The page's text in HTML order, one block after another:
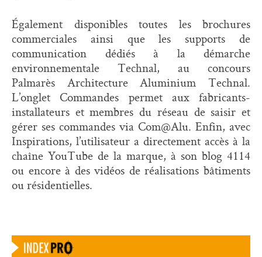
Également disponibles toutes les brochures
commerciales ainsi que les supports de
communication dédiés à la démarche
environnementale Technal, au concours
Palmarès Architecture Aluminium Technal.
L’onglet Commandes permet aux fabricants-
installateurs et membres du réseau de saisir et
gérer ses commandes via Com@Alu. Enfin, avec
Inspirations, l’utilisateur a directement accès à la
chaîne YouTube de la marque, à son blog 4114
ou encore à des vidéos de réalisations bâtiments
ou résidentielles.